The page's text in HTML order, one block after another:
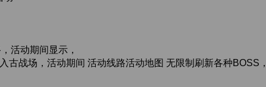
活动期间显示，
古战场，活动期间 活动线路活动地图 无限制刷新各种BOSS，